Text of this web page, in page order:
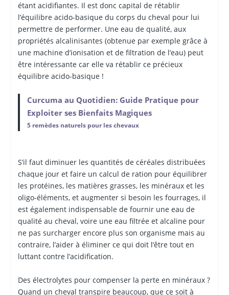
étant acidifiantes. Il est donc capital de rétablir
l’équilibre acido-basique du corps du cheval pour lui
permettre de performer. Une eau de qualité, aux
propriétés alcalinisantes (obtenue par exemple grâce à
une machine d’ionisation et de filtration de l’eau) peut
être intéressante car elle va rétablir ce précieux
équilibre acido-basique !
Curcuma au Quotidien: Guide Pratique pour
Exploiter ses Bienfaits Magiques
5 remèdes naturels pour les chevaux
S’il faut diminuer les quantités de céréales distribuées
chaque jour et faire un calcul de ration pour équilibrer
les protéines, les matières grasses, les minéraux et les
oligo-éléments, et augmenter si besoin les fourrages, il
est également indispensable de fournir une eau de
qualité au cheval, voire une eau filtrée et alcaline pour
ne pas surcharger encore plus son organisme mais au
contraire, l’aider à éliminer ce qui doit l’être tout en
luttant contre l’acidification.
Des électrolytes pour compenser la perte en minéraux ?
Quand un cheval transpire beaucoup, que ce soit à